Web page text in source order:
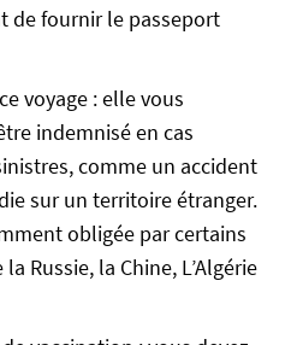
de fournir le passeport
voyage : elle vous
indemnisé en cas
comme un accident
sur un territoire étranger.
obligée par certains
Russie, la Chine, L’Algérie